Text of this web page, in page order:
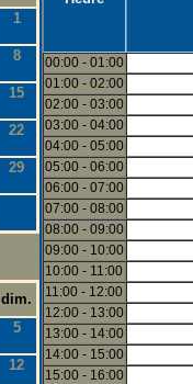
1
8
15
22
29
dim.
5
12
00:00 - 01:00
01:00 - 02:00
02:00 - 03:00
03:00 - 04:00
04:00 - 05:00
05:00 - 06:00
06:00 - 07:00
07:00 - 08:00
08:00 - 09:00
09:00 - 10:00
10:00 - 11:00
11:00 - 12:00
12:00 - 13:00
13:00 - 14:00
14:00 - 15:00
15:00 - 16:00